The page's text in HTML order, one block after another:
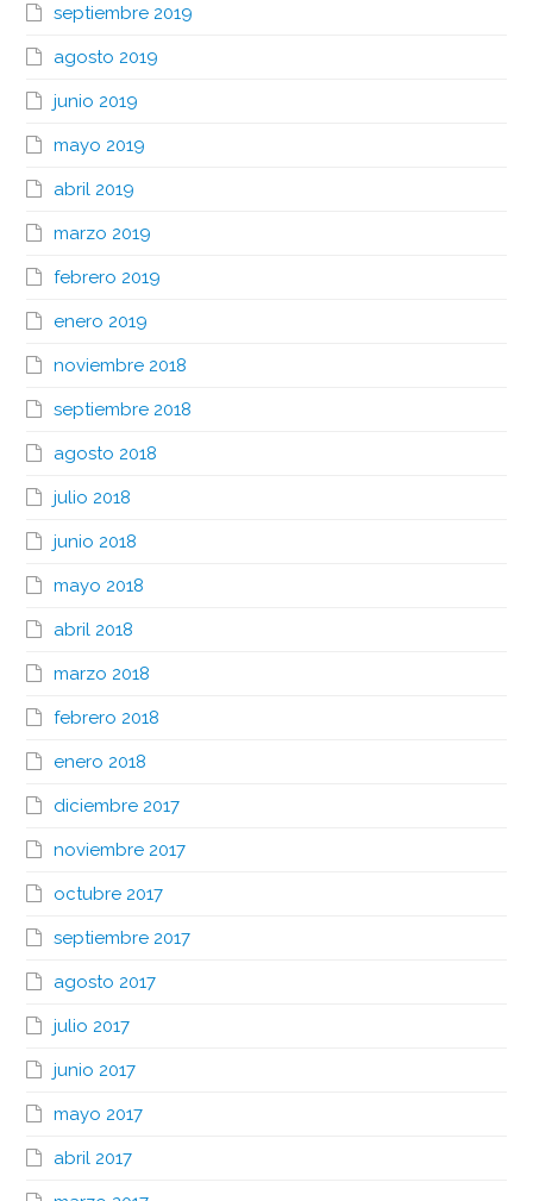
septiembre 2019
agosto 2019
junio 2019
mayo 2019
abril 2019
marzo 2019
febrero 2019
enero 2019
noviembre 2018
septiembre 2018
agosto 2018
julio 2018
junio 2018
mayo 2018
abril 2018
marzo 2018
febrero 2018
enero 2018
diciembre 2017
noviembre 2017
octubre 2017
septiembre 2017
agosto 2017
julio 2017
junio 2017
mayo 2017
abril 2017